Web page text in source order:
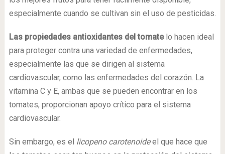
especialmente cuando se cultivan sin el uso de pesticidas.
Las propiedades antioxidantes del tomatelo hacen ideal
para proteger contra una variedad de enfermedades,
especialmente las que se dirigen al sistema
cardiovascular, como las enfermedades del corazón. La
vitamina C y E, ambas que se pueden encontrar en los
tomates, proporcionan apoyo crítico para el sistema
cardiovascular.
Sin embargo, es el licopeno carotenoideel que hace que